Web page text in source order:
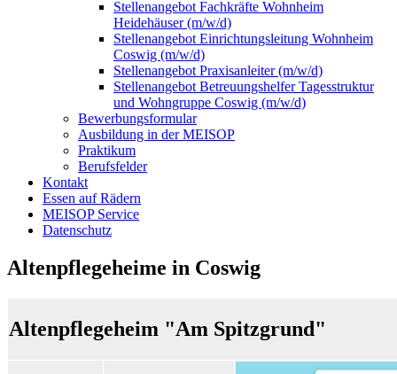
Stellenangebot Fachkräfte Wohnheim
Heidehäuser (m/w/d)
Stellenangebot Einrichtungsleitung Wohnheim
Coswig (m/w/d)
Stellenangebot Praxisanleiter (m/w/d)
Stellenangebot Betreuungshelfer Tagesstruktur
und Wohngruppe Coswig (m/w/d)
Bewerbungsformular
Ausbildung in der MEISOP
Praktikum
Berufsfelder
Kontakt
Essen auf Rädern
MEISOP Service
Datenschutz
Altenpflegeheime in Coswig
Altenpflegeheim "Am Spitzgrund"